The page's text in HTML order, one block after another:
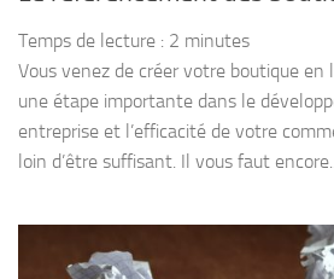
Temps de lecture : 2 minutes
Vous venez de créer votre boutique en
une étape importante dans le
entreprise et l’efficacité de votre
loin d’être suffisant. Il vous faut